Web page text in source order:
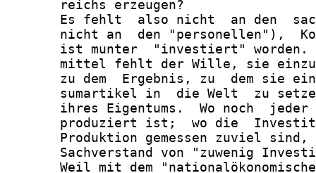
       reichs erzeugen?
Es fehlt  also nicht  an den
nicht an  den "personellen"),
ist munter  "investiert"
mittel fehlt der Wille, sie
zu dem  Ergebnis, zu  dem sie
sumartikel in  die Welt  zu
ihres Eigentums.  Wo noch
produziert ist;  wo die
Produktion gemessen zuviel
Sachverstand von "zuwenig
Weil mit dem